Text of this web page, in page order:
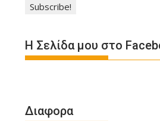
Η Σελίδα μου στο
Διαφορα